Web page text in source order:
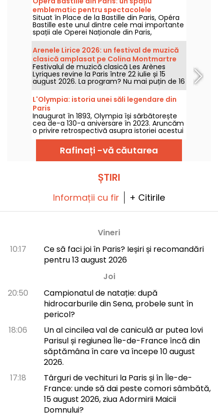
emblematic pentru spectacolele
contemporane de operă
Situat în Place de la Bastille din Paris, Opéra
Bastille este unul dintre cele mai importante
spații ale Operei Naționale din Paris,
specializată în spectacole de operă și balet
pe tot parcursul anului. Inaugurat în 1989,
acest edificiu modern găzduiește anual un
public numeros și reprezintă un punct de
referință pentru iubitorii de muzică lirică și
dans în capitală.
Arenele Lirice 2026: un festival de muzică
clasică amplasat pe Colina Montmartre
Festivalul de muzică clasică Les Arènes
Lyriques revine la Paris între 22 iulie și 15
august 2026. La program? Nu mai puțin de 16
concerte susținute în cadrul Arenelor din
Montmartre, un cadru idilic pentru a asculta
marile capodopere.
L'Olympia: istoria unei săli legendare din
Paris
Inaugurat în 1893, Olympia își sărbătorește
cea de-a 130-a aniversare în 2023. Aruncăm
o privire retrospectivă asupra istoriei acestui
loc legendar de concerte și divertisment
parizian, în care au evoluat artiști precum
Edith Piaf, Jacques Brel, Barbara și Johnny
Hallyday, precum și Billie Holiday, The Beatles
Rafinați -vă căutarea
ȘTIRI
Informații cu fir + Citirile
Vineri
10:17
Ce să faci joi în Paris? Ieșiri și recomandări
pentru 13 august 2026
Joi
20:50
Campionatul de natație: după
hidrocarburile din Sena, probele sunt în
pericol?
18:06
Un al cincilea val de caniculă ar putea lovi
Parisul și regiunea Île-de-France încă din
săptămâna în care va începe 10 august
2026.
17:18
Târguri de vechituri la Paris și în Île-de-
France: unde să dai peste comori sâmbătă,
15 august 2026, ziua Adormirii Maicii
Domnului?